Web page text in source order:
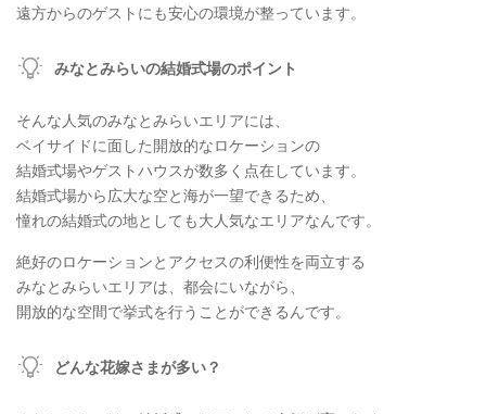
遠方からのゲストにも安心の環境が整っています。
みなとみらいの結婚式場のポイント
そんな人気のみなとみらいエリアには、
ベイサイドに面した開放的なロケーションの
結婚式場やゲストハウスが数多く点在しています。
結婚式場から広大な空と海が一望できるため、
憧れの結婚式の地としても大人気なエリアなんです。
絶好のロケーションとアクセスの利便性を両立する
みなとみらいエリアは、都会にいながら、
開放的な空間で挙式を行うことができるんです。
どんな花嫁さまが多い？